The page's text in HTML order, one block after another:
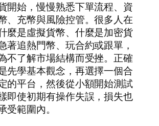
開始，慢慢熟悉下單流程、資
、充幣與風險控管。很多人在
麼是虛擬貨幣、什麼是加密貨
著追熱門幣、玩合約或跟單，
不了解市場結構而受挫。正確
先學基本觀念，再選擇一個合
的平台，然後從小額開始測試
即使初期有操作失誤，損失也
受範圍內。